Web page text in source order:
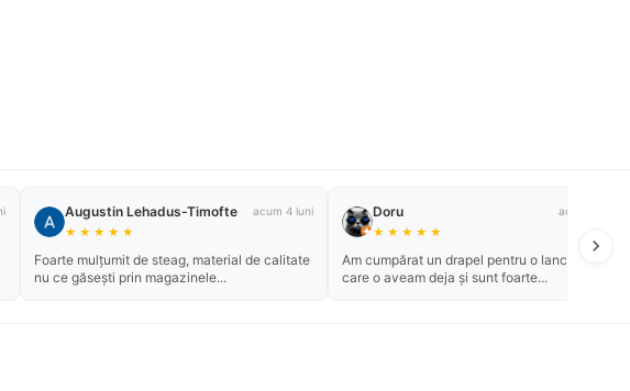
Augustin Lehadus-Timofte
★ ★ ★ ★ ★
acum 4 luni
Foarte mulțumit de steag, material de calitate
nu ce găsești prin magazinele...
Doru
★ ★ ★ ★ ★
acum un an
Am cumpărat un drapel pentru o lance pe
care o aveam deja și sunt foarte...